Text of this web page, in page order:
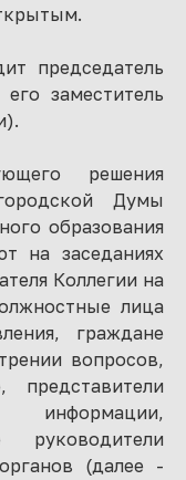
председатель
заместитель
решения
Думы
образования
на заседаниях
Коллегии на
лица
граждане
вопросов,
(далее -